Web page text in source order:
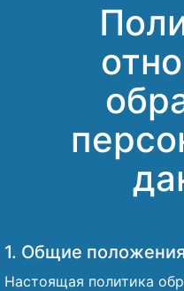
Полезные статьи
Наши победы
Видео о нас
1. Общие положения
Настоящая политика